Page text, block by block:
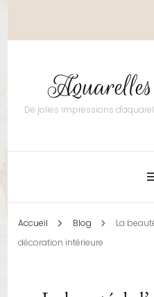
Aquarelles
De jolies impressions
Accueil Blog
La
décoration intérieure